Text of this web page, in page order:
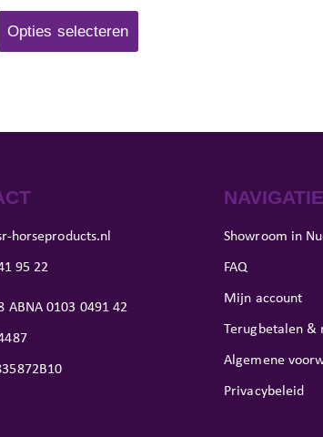
Opties selecteren
horseproducts.nl
95 22
ABNA 0103 0491 42
NAVIGATIE
Showroom in
FAQ
Mijn account
Terugbetalen &
Algemene
Privacybeleid